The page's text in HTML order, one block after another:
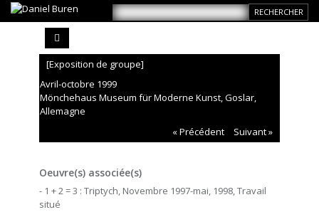
[Exposition de groupe]
Avril-octobre 1999
Mönchehaus Museum für Moderne Kunst, Goslar,
Allemagne
« Précédent
Suivant »
Oeuvre(s) associée(s)
- 1 + 2 = 3 : Triptych, Novembre 1997-mai, 1998, Travail
situé